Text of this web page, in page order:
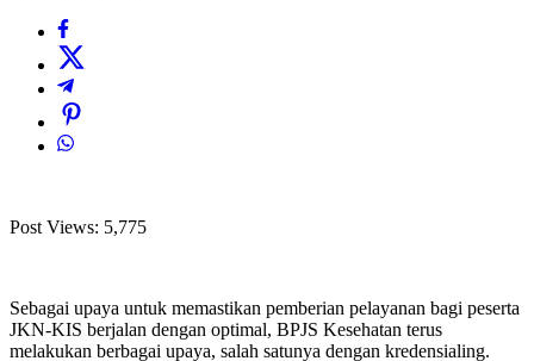
Post Views: 5,775
Sebagai upaya untuk memastikan pemberian pelayanan bagi peserta
JKN-KIS berjalan dengan optimal, BPJS Kesehatan terus
melakukan berbagai upaya, salah satunya dengan kredensialing.